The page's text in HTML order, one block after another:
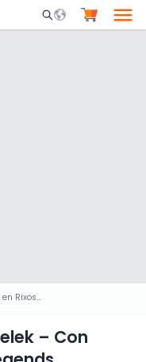
Mobile Search
Estancia en Rixos Park Belek – Con Acceso a The Land of Legends
– Con